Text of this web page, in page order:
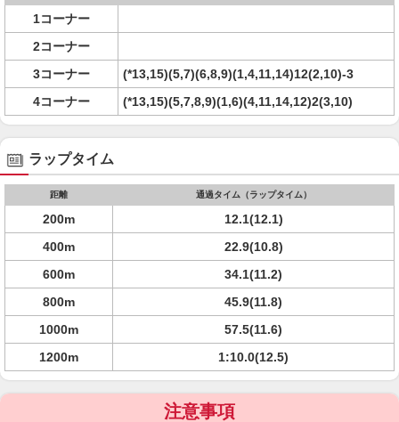
1コーナー
2コーナー
3コーナー
(*13,15)(5,7)(6,8,9)(1,4,11,14)12(2,10)-3
4コーナー
(*13,15)(5,7,8,9)(1,6)(4,11,14,12)2(3,10)
ラップタイム
距離 通過タイム（ラップタイム）
200m
12.1(12.1)
400m
22.9(10.8)
600m
34.1(11.2)
800m
45.9(11.8)
1000m
57.5(11.6)
1200m
1:10.0(12.5)
注意事項